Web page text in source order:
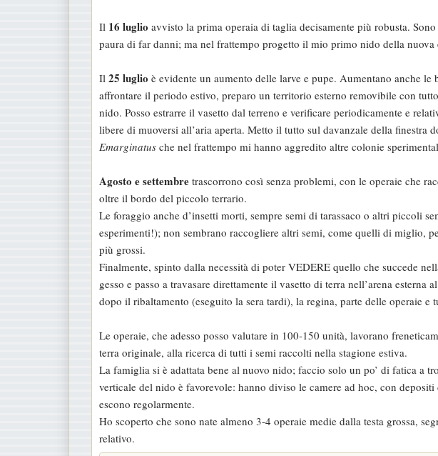
Il 16 luglio avvisto la prima operaia di taglia decisamente più robusta.
paura di far danni; ma nel frattempo progetto il mio primo nido della nuova
Il 25 luglio è evidente un aumento delle larve e pupe. Aumentano anche
affrontare il periodo estivo, preparo un territorio esterno removibile con
nido. Posso estrarre il vasetto dal terreno e verificare periodicamente e
libere di muoversi all’aria aperta. Metto il tutto sul davanzale della finestra
Emarginatus che nel frattempo mi hanno aggredito altre colonie
Agosto e settembre trascorrono così senza problemi, con le operaie che
oltre il bordo del piccolo terrario.
Le foraggio anche d’insetti morti, sempre semi di tarassaco o altri piccoli
esperimenti!); non sembrano raccogliere altri semi, come quelli di miglio,
più grossi.
Finalmente, spinto dalla necessità di poter VEDERE quello che succede
gesso e passo a travasare direttamente il vasetto di terra nell’arena
dopo il ribaltamento (eseguito la sera tardi), la regina, parte delle operaie e
Le operaie, che adesso posso valutare in 100-150 unità, lavorano
terra originale, alla ricerca di tutti i semi raccolti nella stagione estiva.
La famiglia si è adattata bene al nuovo nido; faccio solo un po’ di fatica a
verticale del nido è favorevole: hanno diviso le camere ad hoc, con
escono regolarmente.
Ho scoperto che sono nate almeno 3-4 operaie medie dalla testa grossa,
relativo.